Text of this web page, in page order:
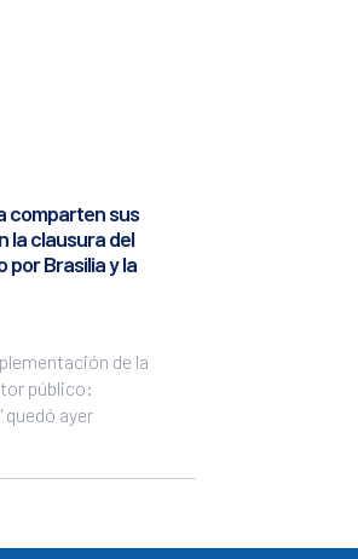
comparten sus
la clausura del
por Brasilia y la
de la
público:
ayer